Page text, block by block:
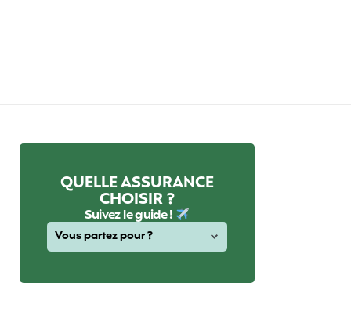
QUELLE ASSURANCE
CHOISIR ?
Suivez le guide !